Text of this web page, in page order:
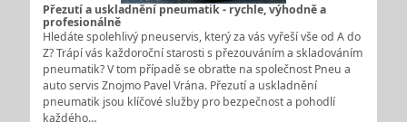
Přezutí a uskladnění pneumatik - rychle, výhodně a
profesionálně
Hledáte spolehlivý pneuservis, který za vás vyřeší vše od A do
Z? Trápí vás každoroční starosti s přezouváním a skladováním
pneumatik? V tom případě se obraťte na společnost Pneu a
auto servis Znojmo Pavel Vrána. Přezutí a uskladnění
pneumatik jsou klíčové služby pro bezpečnost a pohodlí
každého…